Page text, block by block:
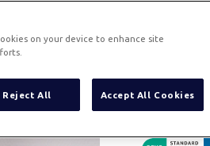
50x60
Art. 703
Kudde i
on your device to enhance site
Reject All Accept All Cookies